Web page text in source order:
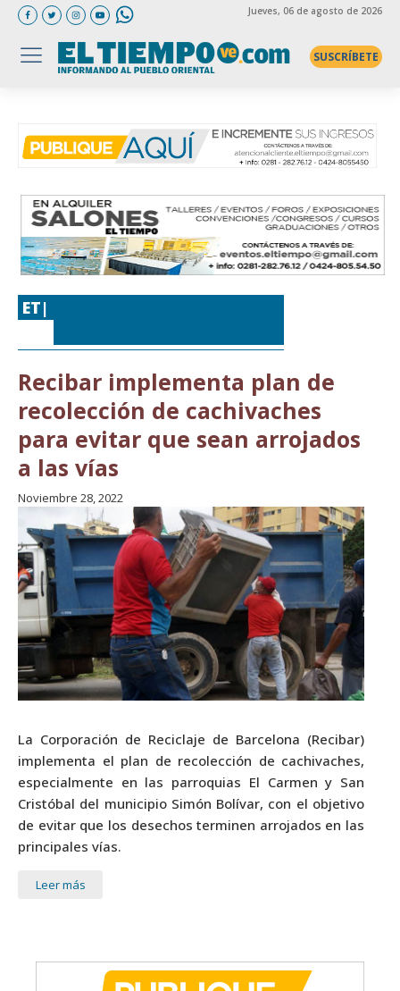
Jueves, 06 de agosto de 2026
SUSCRÍBETE
ET|
Recibar implementa plan de
recolección de cachivaches
para evitar que sean arrojados
a las vías
Noviembre 28, 2022
La Corporación de Reciclaje de Barcelona (Recibar)
implementa el plan de recolección de cachivaches,
especialmente en las parroquias El Carmen y San
Cristóbal del municipio Simón Bolívar, con el objetivo
de evitar que los desechos terminen arrojados en las
principales vías.
Leer más